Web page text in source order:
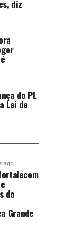
diz
do PL
Lei de
ago
do
Grande